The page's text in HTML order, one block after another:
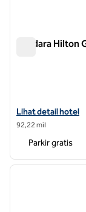
Bandara Hilton
Lihat detail hotel
Lihat detail hotel
92,22 mil
Parkir gratis
1 dari 12